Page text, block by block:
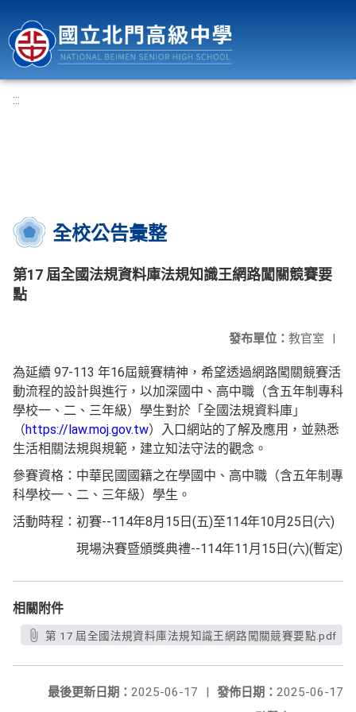
:::
全校公告彙整
第17 屆全國法規資料庫法規知識王網路闖關競賽要
點
發布單位： 教官室 |
為延續 97-113 年16屆競賽精神，希望透過網路闖關競賽活
動流程的設計與進行，以加深國中、高中職（含五年制專科
學校一、二、三年級）學生對於「全國法規資料庫」
（https://law.moj.gov.tw）入口網站的了解及應用，並熟悉
生活相關法規與規範，建立知法守法的觀念。
參賽資格：中華民國國籍之在學國中、高中職（含五年制專
科學校一、二、三年級）學生。
活動時程：初賽--114年8月15日(五)至114年10月25日(六)
現場決賽暨頒獎典禮--114年11月15日(六)(暫定)
相關附件
第 17 屆全國法規資料庫法規知識王網路闖關競賽要點.pdf
發佈日期： 2025-06-17
最後更新日期： 2025-06-17
|